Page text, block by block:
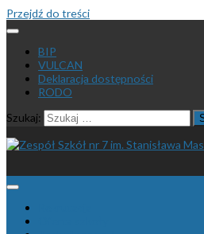
Przejdź do treści
BIP
VULCAN
Deklaracja dostępności
RODO
Szukaj: